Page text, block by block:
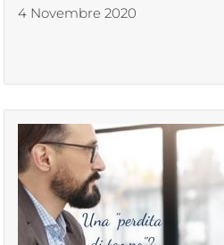
4 Novembre 2020